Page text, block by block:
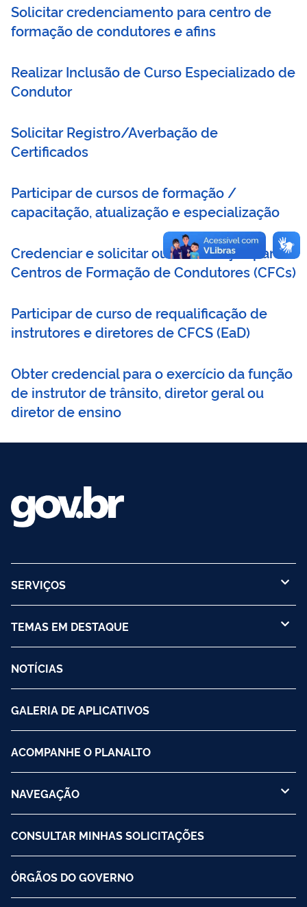
Solicitar credenciamento para centro de
formação de condutores e afins
Realizar Inclusão de Curso Especializado de
Condutor
Solicitar Registro/Averbação de
Certificados
Participar de cursos de formação /
capacitação, atualização e especialização
Credenciar e solicitar outros serviços para
Centros de Formação de Condutores (CFCs)
Participar de curso de requalificação de
instrutores e diretores de CFCS (EaD)
Obter credencial para o exercício da função
de instrutor de trânsito, diretor geral ou
diretor de ensino
SERVIÇOS
TEMAS EM DESTAQUE
NOTÍCIAS
GALERIA DE APLICATIVOS
ACOMPANHE O PLANALTO
NAVEGAÇÃO
CONSULTAR MINHAS SOLICITAÇÕES
ÓRGÃOS DO GOVERNO